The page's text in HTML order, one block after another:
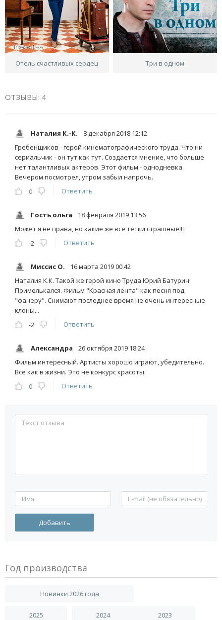
Отель счастливых сердец Три в одном
ОТЗЫВЫ: 4
Наталия К.-К.
8 декабря 2018 12:12
Гребенщиков - герой кинематографического труда. Что ни
сериальчик - он тут как тут. Создается мнение, что больше
нет талантливых актеров. Этот фильм - однодневка.
Вечером посмотрел, утром забыл напрочь.
0
Ответить
Гость ольга
18 февраля 2019 13:56
Может я не права, но какие же все тетки страшные!!!
-2
Ответить
Миссис О.
16 марта 2019 00:42
Наталия К.К. Такой же герой кино Труда Юрий Батурин!
Примелькался. Фильм "Красная лента" как песня под
"фанеру". Снимают последнее время не очень интересные
клоны...
-2
Ответить
Александра
26 октября 2019 18:24
Фильм интересный. Артисты хорошо играют, убедительно.
Все как в жизни. Это не конкурс красоты.
0
Ответить
Год производства
Новинки 2026 года
2025 2024 2023